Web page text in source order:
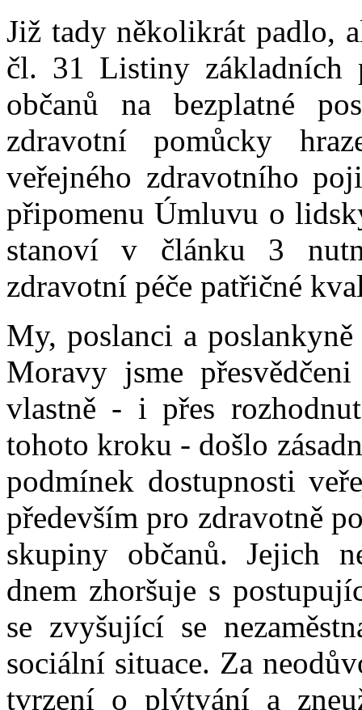
Již tady několikrát padlo,
čl. 31 Listiny základních
občanů na bezplatné
zdravotní pomůcky
veřejného zdravotního
připomenu Úmluvu o
stanoví v článku 3
zdravotní péče patřičné
My, poslanci a
Moravy jsme
vlastně - i přes
tohoto kroku - došlo
podmínek dostupnosti
především pro zdravotně
skupiny občanů. Jejich
dnem zhoršuje s
se zvyšující se
sociální situace. Za
tvrzení o plýtvání a